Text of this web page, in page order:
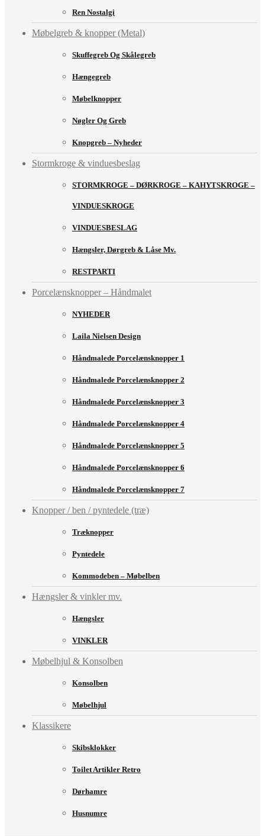
Ren Nostalgi
Møbelgreb & knopper (Metal)
Skuffegreb Og Skålegreb
Hængegreb
Møbelknopper
Nøgler Og Greb
Knopgreb – Nyheder
Stormkroge & vinduesbeslag
STORMKROGE – DØRKROGE – KAHYTSKROGE –
VINDUESKROGE
VINDUESBESLAG
Hængsler, Dørgreb & Låse Mv.
RESTPARTI
Porcelænsknopper – Håndmalet
NYHEDER
Laila Nielsen Design
Håndmalede Porcelænsknopper 1
Håndmalede Porcelænsknopper 2
Håndmalede Porcelænsknopper 3
Håndmalede Porcelænsknopper 4
Håndmalede Porcelænsknopper 5
Håndmalede Porcelænsknopper 6
Håndmalede Porcelænsknopper 7
Knopper / ben / pyntedele (træ)
Træknopper
Pyntedele
Kommodeben – Møbelben
Hængsler & vinkler mv.
Hængsler
VINKLER
Møbelhjul & Konsolben
Konsolben
Møbelhjul
Klassikere
Skibsklokker
Toilet Artikler Retro
Dørhamre
Husnumre